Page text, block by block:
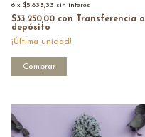
6 x $5.833,33 sin interés
$33.250,00 con
Transferencia o
depósito
¡Última unidad!